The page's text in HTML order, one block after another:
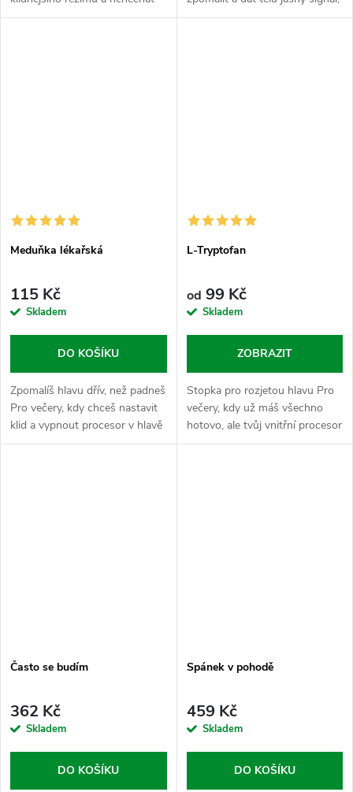
se vytočit každou blbostí.
že je čas vypnout a
Meduňka lékařská
115 Kč
Skladem
DO KOŠÍKU
Zpomalíš hlavu dřív, než padneš
Pro večery, kdy chceš nastavit
klid a vypnout procesor v hlavě
ještě dřív, než si lehneš.
L-Tryptofan
od 99 Kč
Skladem
ZOBRAZIT
Stopka pro rozjetou hlavu Pro
večery, kdy už máš všechno
hotovo, ale tvůj vnitřní procesor
se odmítá vypnout. L-Tryptofan
Často se budím
362 Kč
Skladem
DO KOŠÍKU
Spánek v pohodě
459 Kč
Skladem
DO KOŠÍKU